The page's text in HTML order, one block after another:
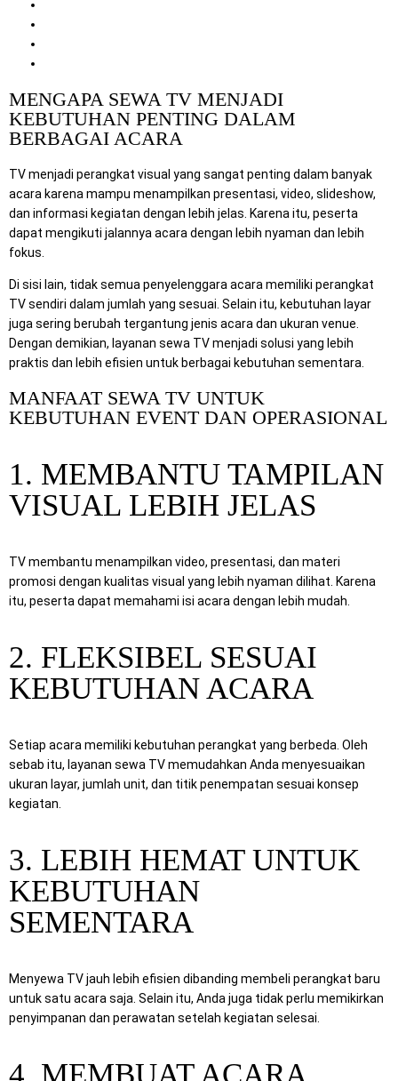
MENGAPA SEWA TV MENJADI
KEBUTUHAN PENTING DALAM
BERBAGAI ACARA
TV menjadi perangkat visual yang sangat penting dalam banyak
acara karena mampu menampilkan presentasi, video, slideshow,
dan informasi kegiatan dengan lebih jelas. Karena itu, peserta
dapat mengikuti jalannya acara dengan lebih nyaman dan lebih
fokus.
Di sisi lain, tidak semua penyelenggara acara memiliki perangkat
TV sendiri dalam jumlah yang sesuai. Selain itu, kebutuhan layar
juga sering berubah tergantung jenis acara dan ukuran venue.
Dengan demikian, layanan sewa TV menjadi solusi yang lebih
praktis dan lebih efisien untuk berbagai kebutuhan sementara.
MANFAAT SEWA TV UNTUK
KEBUTUHAN EVENT DAN OPERASIONAL
1. MEMBANTU TAMPILAN
VISUAL LEBIH JELAS
TV membantu menampilkan video, presentasi, dan materi
promosi dengan kualitas visual yang lebih nyaman dilihat. Karena
itu, peserta dapat memahami isi acara dengan lebih mudah.
2. FLEKSIBEL SESUAI
KEBUTUHAN ACARA
Setiap acara memiliki kebutuhan perangkat yang berbeda. Oleh
sebab itu, layanan sewa TV memudahkan Anda menyesuaikan
ukuran layar, jumlah unit, dan titik penempatan sesuai konsep
kegiatan.
3. LEBIH HEMAT UNTUK
KEBUTUHAN
SEMENTARA
Menyewa TV jauh lebih efisien dibanding membeli perangkat baru
untuk satu acara saja. Selain itu, Anda juga tidak perlu memikirkan
penyimpanan dan perawatan setelah kegiatan selesai.